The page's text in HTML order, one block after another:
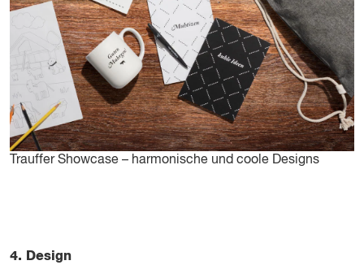
Trauffer Showcase – harmonische und coole Designs
4. Design